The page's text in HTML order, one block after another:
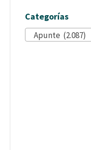
Categorías
Apunte (2.087)